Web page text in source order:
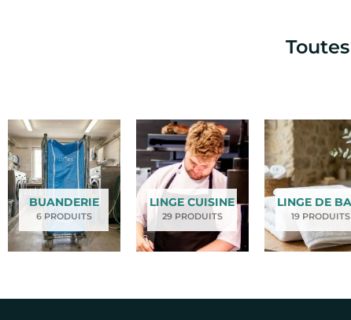
BUANDERIE
6 PRODUITS
LINGE CUISINE
29 PRODUITS
LINGE DE
19 PRODUITS